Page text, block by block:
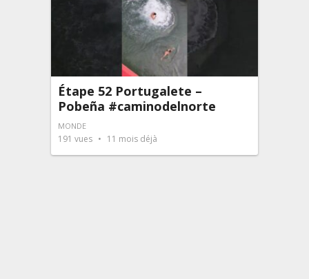
Étape 52 Portugalete –
Pobeña #caminodelnorte
MONDE
191 vues 11 mois déjà